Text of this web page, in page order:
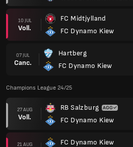
10 JUL
Voll.
FC Midtjylland
FC Dynamo Kiew
07 JUL
Canc.
Hartberg
FC Dynamo Kiew
Champions League 24/25
27 AUG
Voll.
RB Salzburg
FC Dynamo Kiew
21 AUG
FC Dynamo Kiew